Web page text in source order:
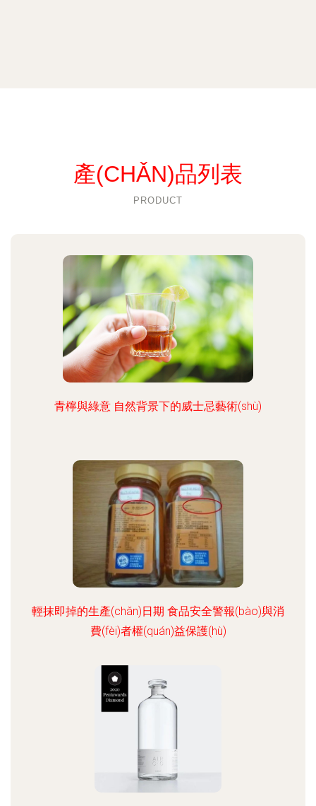
產(CHǍN)品列表
PRODUCT
青檸與綠意 自然背景下的威士忌藝術(shù)
輕抹即掉的生產(chǎn)日期 食品安全警報(bào)與消
費(fèi)者權(quán)益保護(hù)